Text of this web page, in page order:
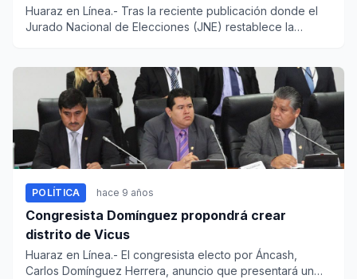
Huaraz en Línea.- Tras la reciente publicación donde el
Jurado Nacional de Elecciones (JNE) restablece la
POLÍTICA hace 9 años
Congresista Domínguez propondrá crear
distrito de Vicus
Huaraz en Línea.- El congresista electo por Áncash,
Carlos Domínguez Herrera, anuncio que presentará un